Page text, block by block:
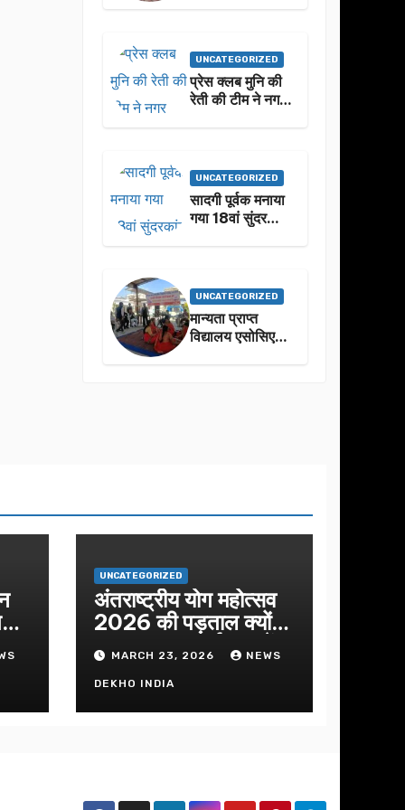
UNCATEGORIZED
प्रेस क्लब मुनि की
रेती की टीम ने नगर
के अवसर पर हार्दिक
शुभकामनाएं दीं
UNCATEGORIZED
सादगी पूर्वक मनाया
गया 18वां सुंदरकांड
UNCATEGORIZED
मान्यता प्राप्त
विद्यालय एसोसिएशन
UNCATEGORIZED
अंतराष्ट्रीय योग महोत्सव
2026 की पड़ताल क्यों
हुआ इस बार कार्यक्रम में
निखार
MARCH 23, 2026 NEWS
DEKHO INDIA